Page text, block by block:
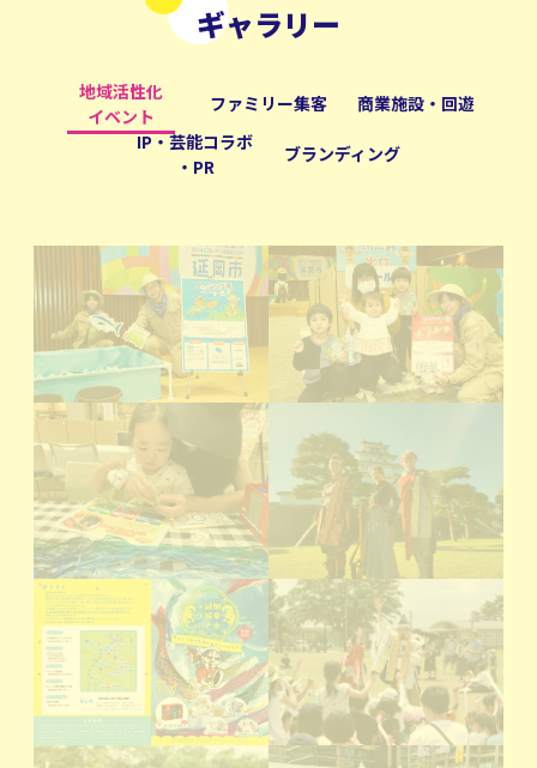
ギャラリー
地域活性化
イベント
ファミリー集客
商業施設・回遊
IP・芸能コラボ
・PR
ブランディング